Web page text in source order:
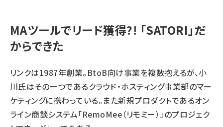
MAツールでリード獲得?! 「SATORI」だ
からできた
リンクは1987年創業。BtoB向け事業を複数抱えるが、小
川氏はその一つであるクラウド・ホスティング事業部のマー
ケティングに携わっている。また新規プロダクトであるオン
ライン商談システム「RemoMee（リモミー） 」のプロジェク